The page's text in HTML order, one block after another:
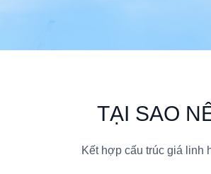
TẠI SAO
Kết hợp cấu trúc giá linh